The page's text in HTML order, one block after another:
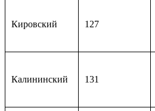
Кировский 127
Калининский 131